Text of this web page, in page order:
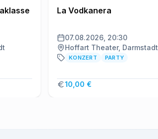
La Vodkanera
07.08.2026, 20:30
Hoffart Theater, Darmstadt
KONZERT PARTY
10,00 €